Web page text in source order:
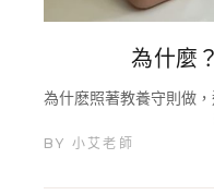
為什麼
為什麽照著教養守則做，
BY 小艾老師